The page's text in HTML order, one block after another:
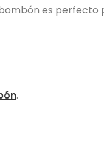
es perfecto
.